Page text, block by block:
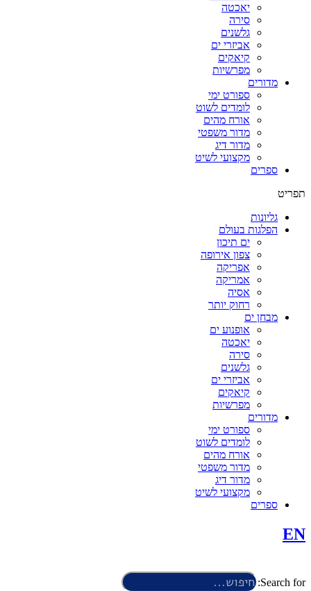
יאכטה
סירה
גלשנים
אביזרי ים
קיאקים
מפרשיות
מדורים
ספורט ימי
לומדים לשוט
אורח מהים
מדור משפטי
מדור דיג
מקצועי לשיט
ספרים
תפריט
גליונות
הפלגות בעולם
ים תיכון
צפון אירופה
אפריקה
אמריקה
אסיה
רחוק יותר
מבחן ים
אופנוע ים
יאכטה
סירה
גלשנים
אביזרי ים
קיאקים
מפרשיות
מדורים
ספורט ימי
לומדים לשוט
אורח מהים
מדור משפטי
מדור דיג
מקצועי לשיט
ספרים
EN
Search for: